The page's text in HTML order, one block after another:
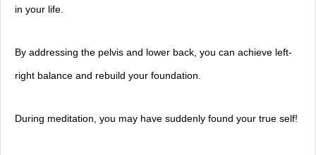
in your life.
By addressing the pelvis and lower back, you can achieve left-
right balance and rebuild your foundation.
During meditation, you may have suddenly found your true self!